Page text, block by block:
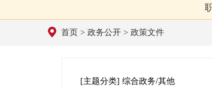
首页 > 政务公开 > 政策文件
[主题分类] 综合政务/其他